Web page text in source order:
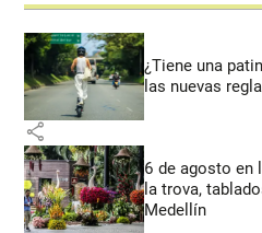
¿Tiene una
las nuevas
share
6 de agosto en
la trova,
Medellín